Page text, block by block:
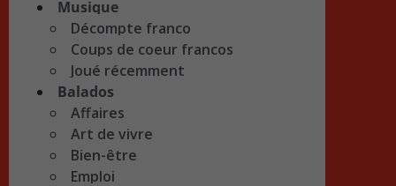
Musique
Décompte franco
Coups de coeur francos
Joué récemment
Balados
Affaires
Art de vivre
Bien-être
Emploi